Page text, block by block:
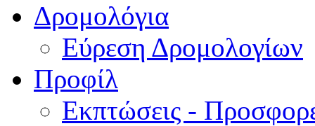
Δρομολόγια
Εύρεση Δρομολογίων
Προφίλ
Εκπτώσεις -